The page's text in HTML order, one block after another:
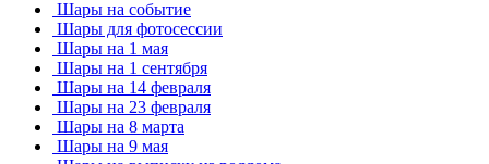
Шары на событие
Шары для фотосессии
Шары на 1 мая
Шары на 1 сентября
Шары на 14 февраля
Шары на 23 февраля
Шары на 8 марта
Шары на 9 мая